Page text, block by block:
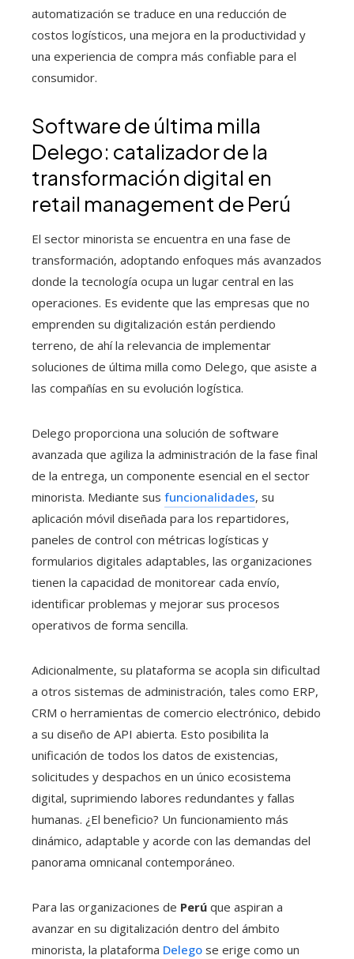
automatización se traduce en una reducción de
costos logísticos, una mejora en la productividad y
una experiencia de compra más confiable para el
consumidor.
Software de última milla
Delego: catalizador de la
transformación digital en
retail management de Perú
El sector minorista se encuentra en una fase de
transformación, adoptando enfoques más avanzados
donde la tecnología ocupa un lugar central en las
operaciones. Es evidente que las empresas que no
emprenden su digitalización están perdiendo
terreno, de ahí la relevancia de implementar
soluciones de última milla como Delego, que asiste a
las compañías en su evolución logística.
Delego proporciona una solución de software
avanzada que agiliza la administración de la fase final
de la entrega, un componente esencial en el sector
minorista. Mediante sus funcionalidades, su
aplicación móvil diseñada para los repartidores,
paneles de control con métricas logísticas y
formularios digitales adaptables, las organizaciones
tienen la capacidad de monitorear cada envío,
identificar problemas y mejorar sus procesos
operativos de forma sencilla.
Adicionalmente, su plataforma se acopla sin dificultad
a otros sistemas de administración, tales como ERP,
CRM o herramientas de comercio electrónico, debido
a su diseño de API abierta. Esto posibilita la
unificación de todos los datos de existencias,
solicitudes y despachos en un único ecosistema
digital, suprimiendo labores redundantes y fallas
humanas. ¿El beneficio? Un funcionamiento más
dinámico, adaptable y acorde con las demandas del
panorama omnicanal contemporáneo.
Para las organizaciones de Perú que aspiran a
avanzar en su digitalización dentro del ámbito
minorista, la plataforma Delego se erige como un